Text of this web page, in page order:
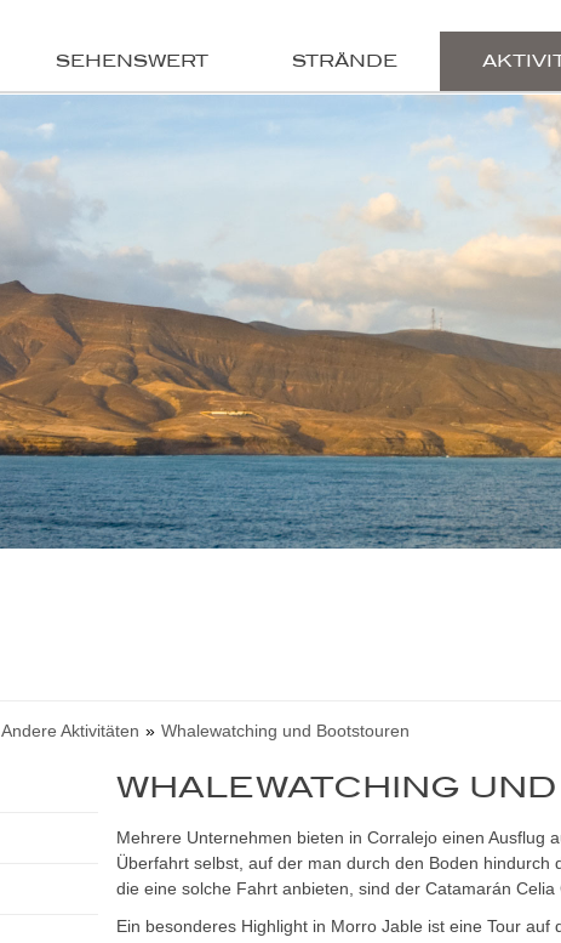
SEHENSWERT STRÄNDE
Andere Aktivitäten Whalewatching und Bootstouren
WHALEWATCHING
Mehrere Unternehmen bieten in Corralejo einen Ausflug
Überfahrt selbst, auf der man durch den Boden
die eine solche Fahrt anbieten, sind der Catamarán Celia
Ein besonderes Highlight in Morro Jable ist eine Tour